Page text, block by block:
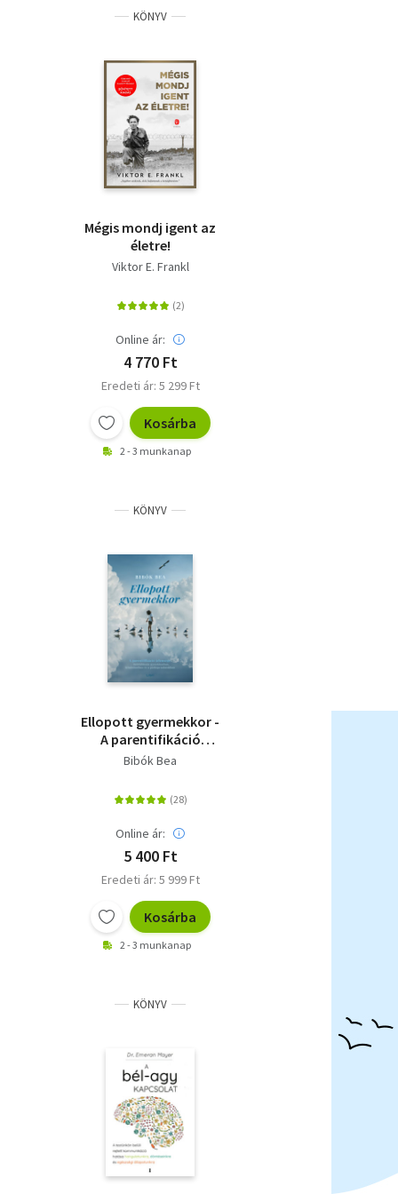
KÖNYV
Mégis mondj igent az
életre!
Viktor E. Frankl
Online ár:
4 770 Ft
Eredeti ár: 5 299 Ft
Kosárba
2 - 3 munkanap
KÖNYV
Ellopott gyermekkor -
A parentifikáció
jelensége -
gyerekkorban,
felnőttkorban és a
párkapcsolatokban
Bibók Bea
Online ár:
5 400 Ft
Eredeti ár: 5 999 Ft
Kosárba
2 - 3 munkanap
KÖNYV